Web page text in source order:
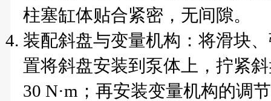
柱塞缸体贴合紧密，无间隙。
装配斜盘与变量机构：将滑块
置将斜盘安装到泵体上，拧紧
30 N·m；再安装变量机构的调